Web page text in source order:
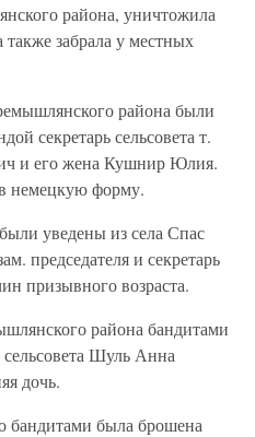
района, уничтожила
также забрала у местных
района были
секретарь сельсовета т.
и его жена Кушнир Юлия.
немецкую форму.
уведены из села Спас
председателя и секретарь
призывного возраста.
района бандитами
Шуль Анна
дочь.
бандитами была брошена